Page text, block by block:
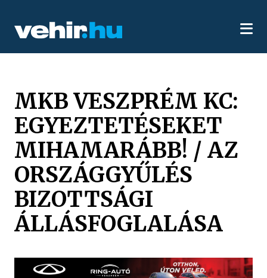
MKB VESZPRÉM KC:
EGYEZTETÉSEKET
MIHAMARÁBB! / AZ
ORSZÁGGYŰLÉS
BIZOTTSÁGI
ÁLLÁSFOGLALÁSA